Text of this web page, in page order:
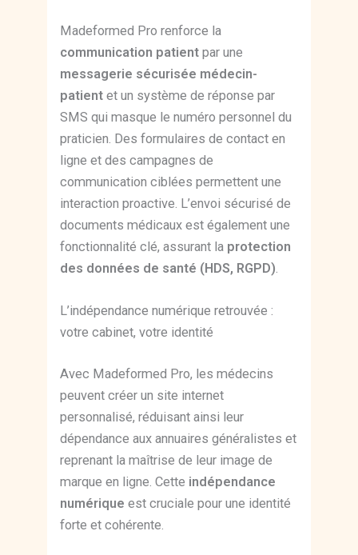
Madeformed Pro renforce la
communication patient par une
messagerie sécurisée médecin-
patient et un système de réponse par
SMS qui masque le numéro personnel du
praticien. Des formulaires de contact en
ligne et des campagnes de
communication ciblées permettent une
interaction proactive. L’envoi sécurisé de
documents médicaux est également une
fonctionnalité clé, assurant la protection
des données de santé (HDS, RGPD).
L’indépendance numérique retrouvée :
votre cabinet, votre identité
Avec Madeformed Pro, les médecins
peuvent créer un site internet
personnalisé, réduisant ainsi leur
dépendance aux annuaires généralistes et
reprenant la maîtrise de leur image de
marque en ligne. Cette indépendance
numérique est cruciale pour une identité
forte et cohérente.